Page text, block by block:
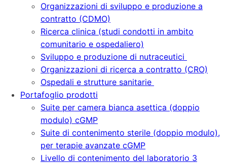
Organizzazioni di sviluppo e produzione a
contratto (CDMO)
Ricerca clinica (studi condotti in ambito
comunitario e ospedaliero)
Sviluppo e produzione di nutraceutici
Organizzazioni di ricerca a contratto (CRO)
Ospedali e strutture sanitarie
Portafoglio prodotti
Suite per camera bianca asettica (doppio
modulo) cGMP
Suite di contenimento sterile (doppio modulo),
per terapie avanzate cGMP
Livello di contenimento del laboratorio 3